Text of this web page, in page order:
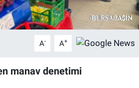
A- A+
manav denetimi